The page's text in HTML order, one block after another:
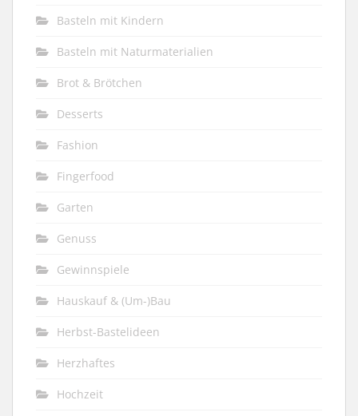
Basteln mit Kindern
Basteln mit Naturmaterialien
Brot & Brötchen
Desserts
Fashion
Fingerfood
Garten
Genuss
Gewinnspiele
Hauskauf & (Um-)Bau
Herbst-Bastelideen
Herzhaftes
Hochzeit